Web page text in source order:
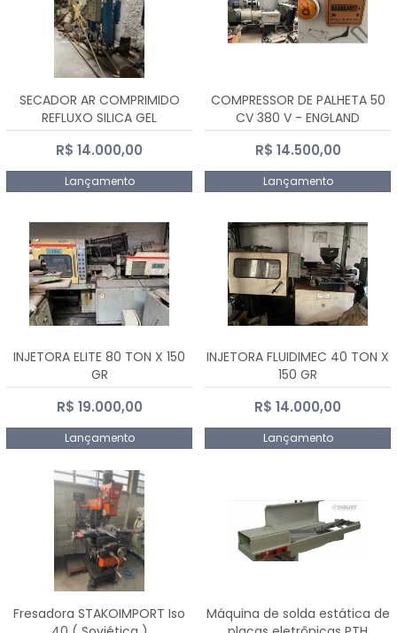
SECADOR AR COMPRIMIDO
REFLUXO SILICA GEL
R$ 14.000,00
Lançamento
COMPRESSOR DE PALHETA 50
CV 380 V - ENGLAND
R$ 14.500,00
Lançamento
INJETORA ELITE 80 TON X 150
GR
R$ 19.000,00
Lançamento
INJETORA FLUIDIMEC 40 TON X
150 GR
R$ 14.000,00
Lançamento
Fresadora STAKOIMPORT Iso
Máquina de solda estática de